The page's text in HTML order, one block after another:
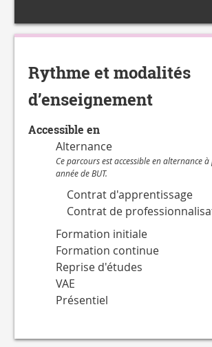
Rythme et modalités
d’enseignement
Accessible en
Alternance
Ce parcours est accessible en alternance
année de BUT.
Contrat d'apprentissage
Contrat de
Formation initiale
Formation continue
Reprise d'études
VAE
Présentiel